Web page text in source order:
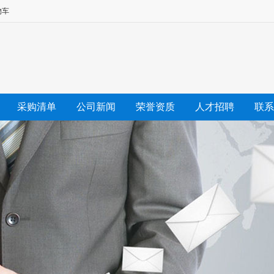
车
采购清单 公司新闻 荣誉资质 人才招聘 联